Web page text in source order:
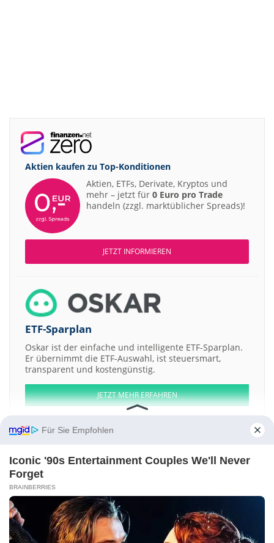
Aktien kaufen zu Top-Konditionen
Aktien, ETFs, Derivate, Kryptos und
mehr – jetzt für 0 Euro pro Trade
handeln (zzgl. marktüblicher Spreads)!
JETZT INFORMIEREN
ETF-Sparplan
Oskar ist der einfache und intelligente ETF-Sparplan.
Er übernimmt die ETF-Auswahl, ist steuersmart,
transparent und kostengünstig.
JETZT MEHR ERFAHREN
Aktien ATX DAX EuroStoxx 50 Dow Jones NASDAQ 100
Nikkei 225
Weitere Aktien:
HCM Acquisition a KnightSwan Acquisiton a
Planet Based Foods
Global Nelson Resources
Wellbeing Digital Sciences
Kontakt-Impressum- -Barrierefreiheit
Für Sie Empfohlen
Iconic '90s Entertainment Couples We'll Never
Forget
BRAINBERRIES